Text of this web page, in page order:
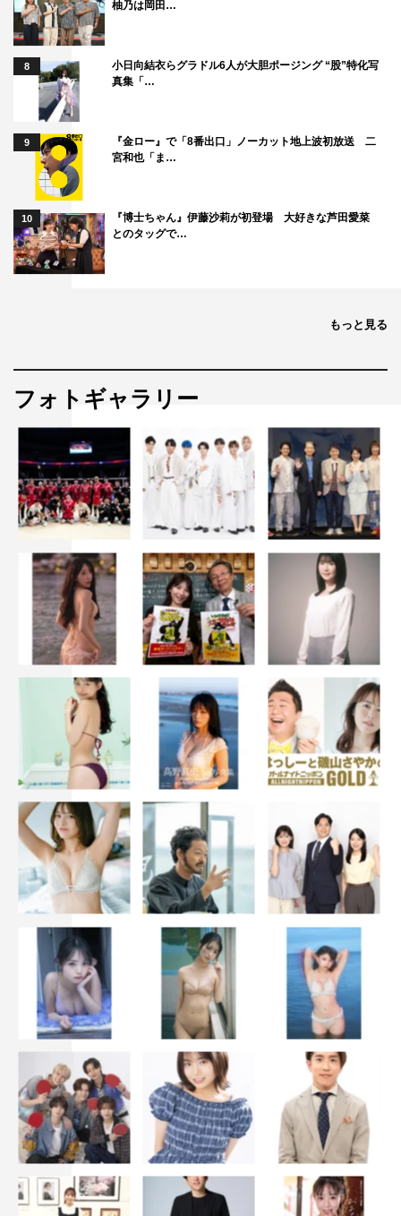
柚乃は岡田…
8
小日向結衣らグラドル6人が大胆ポージング “股”特化写
真集「…
9
『金ロー』で「8番出口」ノーカット地上波初放送 二
宮和也「ま…
10
『博士ちゃん』伊藤沙莉が初登場 大好きな芦田愛菜
とのタッグで…
もっと見る
フォトギャラリー